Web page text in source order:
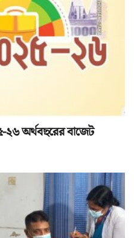
২৬ অর্থবছরের বাজেট